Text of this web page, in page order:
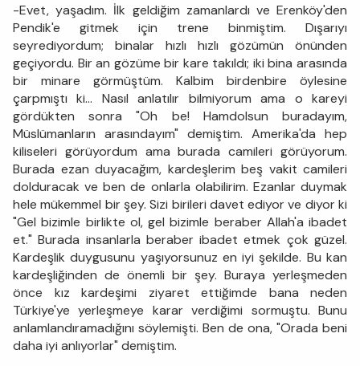
-Evet, yaşadım. İlk geldiğim zamanlardı ve Erenköy'den
Pendik'e gitmek için trene binmiştim. Dışarıyı
seyrediyordum; binalar hızlı hızlı gözümün önünden
geçiyordu. Bir an gözüme bir kare takıldı; iki bina arasında
bir minare görmüştüm. Kalbim birdenbire öylesine
çarpmıştı ki... Nasıl anlatılır bilmiyorum ama o kareyi
gördükten sonra "Oh be! Hamdolsun buradayım,
Müslümanların arasındayım" demiştim. Amerika'da hep
kiliseleri görüyordum ama burada camileri görüyorum.
Burada ezan duyacağım, kardeşlerim beş vakit camileri
dolduracak ve ben de onlarla olabilirim. Ezanlar duymak
hele mükemmel bir şey. Sizi birileri davet ediyor ve diyor ki
"Gel bizimle birlikte ol, gel bizimle beraber Allah'a ibadet
et." Burada insanlarla beraber ibadet etmek çok güzel.
Kardeşlik duygusunu yaşıyorsunuz en iyi şekilde. Bu kan
kardeşliğinden de önemli bir şey. Buraya yerleşmeden
önce kız kardeşimi ziyaret ettiğimde bana neden
Türkiye'ye yerleşmeye karar verdiğimi sormuştu. Bunu
anlamlandıramadığını söylemişti. Ben de ona, "Orada beni
daha iyi anlıyorlar" demiştim.